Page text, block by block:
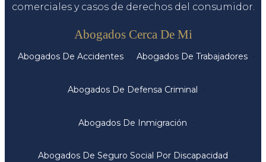
comerciales y casos de derechos del consumidor.
Abogados Cerca De Mi
Abogados De Accidentes Abogados De Trabajadores
Abogados De Defensa Criminal
Abogados De Inmigración
Abogados De Seguro Social Por Discapacidad